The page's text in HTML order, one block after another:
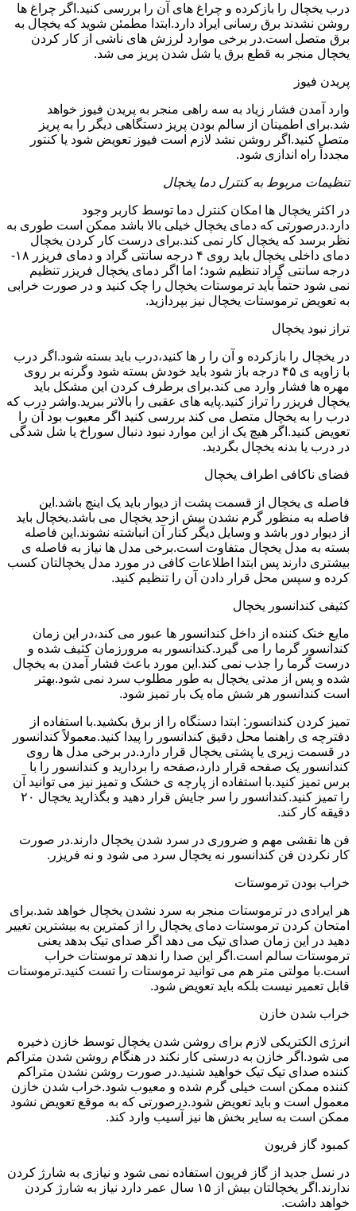
درب یخچال را بازکرده و چراغ های آن را بررسی کنید.اگر چراغ ها
روشن نشدند برق رسانی ایراد دارد.ابتدا مطمئن شوید که یخچال به
برق متصل است.در برخی موارد لرزش های ناشی از کار کردن
یخچال منجر به قطع برق یا شل شدن پریز می شد.
پریدن فیوز
وارد آمدن فشار زیاد به سه راهی منجر به پریدن فیوز خواهد
شد.برای اطمینان از سالم بودن پریز دستگاهی دیگر را به پریز
متصل کنید.اگر روشن نشد لازم است فیوز تعویض شود یا کنتور
مجدداً راه اندازی شود.
تنظیمات مربوط به کنترل دما یخچال
در اکثر یخچال ها امکان کنترل دما توسط کاربر وجود
دارد.درصورتی که دمای یخچال خیلی بالا باشد ممکن است طوری به
نظر برسد که یخچال کار نمی کند.برای درست کار کردن یخچال
دمای داخلی یخچال باید روی ۴ درجه سانتی گراد و دمای فریزر ۱۸-
درجه سانتی گراد تنظیم شود؛ اما اگر دمای یخچال فریزر تنظیم
نمی شود حتماً باید ترموستات یخچال را چک کنید و در صورت خرابی
به تعویض ترموستات یخچال نیز بپردازید.
تراز نبود یخچال
در یخچال را بازکرده و آن را ر ها کنید،درب باید بسته شود.اگر درب
با زاویه ی ۴۵ درجه باز شود باید خودش بسته شود وگرنه بر روی
مهره ها فشار وارد می کند.برای برطرف کردن این مشکل باید
یخچال فریزر را تراز کنید.پایه های عقبی را بالاتر ببرید.واشر درب که
درب را به یخچال متصل می کند بررسی کنید اگر معیوب بود آن را
تعویض کنید.اگر هیچ یک از این موارد نبود دنبال سوراخ یا شل شدگی
در درب یا بدنه یخچال بگردید.
فضای ناکافی اطراف یخچال
فاصله ی یخچال از قسمت پشت از دیوار باید یک اینچ باشد.این
فاصله به منظور گرم نشدن بیش ازحد یخچال می باشد.یخچال باید
از دیوار دور باشد و وسایل دیگر کنار آن انباشته نشوند.این فاصله
بسته به مدل یخچال متفاوت است.برخی مدل ها نیاز به فاصله ی
بیشتری دارند پس ابتدا اطلاعات کافی در مورد مدل یخچالتان کسب
کرده و سپس محل قرار دادن آن را تنظیم کنید.
کثیفی کندانسور یخچال
مایع خنک کننده از داخل کندانسور ها عبور می کند،در این زمان
کندانسور گرما را می گیرد.کندانسور به مرورزمان کثیف شده و
درست گرما را جذب نمی کند.این مورد باعث فشار آمدن به یخچال
شده و پس از مدتی یخچال به طور مطلوب سرد نمی شود.بهتر
است کندانسور هر شش ماه یک بار تمیز شود.
تمیز کردن کندانسور: ابتدا دستگاه را از برق بکشید.با استفاده از
دفترچه ی راهنما محل دقیق کندانسور را پیدا کنید.معمولاً کندانسور
در قسمت زیری یا پشتی یخچال قرار دارد.در برخی مدل ها روی
کندانسور یک صفحه قرار دارد،صفحه را بردارید و کندانسور را با
برس تمیز کنید.با استفاده از پارچه ی خشک و تمیز نیز می توانید آن
را تمیز کنید.کندانسور را سر جایش قرار دهید و بگذارید یخچال ۲۰
دقیقه کار کند.
فن ها نقشی مهم و ضروری در سرد شدن یخچال دارند.در صورت
کار نکردن فن کندانسور نه یخچال سرد می شود و نه فریزر.
خراب بودن ترموستات
هر ایرادی در ترموستات منجر به سرد نشدن یخچال خواهد شد.برای
امتحان کردن ترموستات دمای یخچال را از کمترین به بیشترین تغییر
دهید در این زمان صدای تیک می دهد اگر صدای تیک بدهد یعنی
ترموستات سالم است.اگر این صدا را ندهد ترموستات خراب
است.با مولتی متر هم می توانید ترموستات را تست کنید.ترموستات
قابل تعمیر نیست بلکه باید تعویض شود.
خراب شدن خازن
انرژی الکتریکی لازم برای روشن شدن یخچال توسط خازن ذخیره
می شود.اگر خازن به درستی کار نکند در هنگام روشن شدن متراکم
کننده صدای تیک تیک خواهید شنید.در صورت روشن نشدن متراکم
کننده ممکن است خیلی گرم شده و معیوب شود.خراب شدن خازن
معمول است و باید تعویض شود.درصورتی که به موقع تعویض نشود
ممکن است به سایر بخش ها نیز آسیب وارد کند.
کمبود گاز فریون
در نسل جدید از گاز فریون استفاده نمی شود و نیازی به شارژ کردن
ندارند.اگر یخچالتان بیش از ۱۵ سال عمر دارد نیاز به شارژ کردن
خواهد داشت.